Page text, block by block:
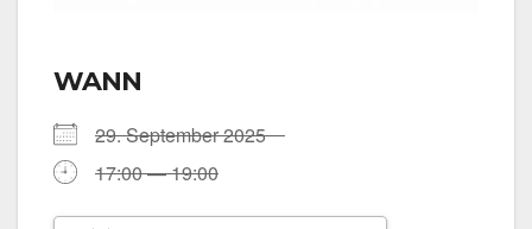
WANN
29. Sep­tem­ber 2025
17:00 — 19:00